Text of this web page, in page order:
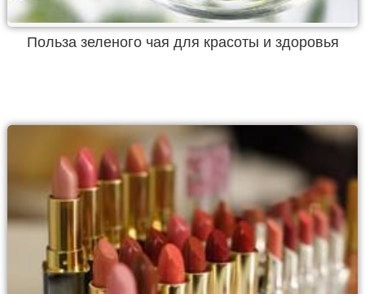
Польза зеленого чая для красоты и здоровья